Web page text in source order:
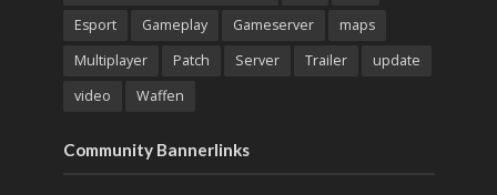
Esport
Gameplay Gameserver
maps
Multiplayer
Patch Server Trailer
update
video
Waffen
Community Bannerlinks